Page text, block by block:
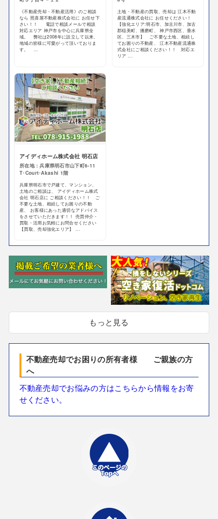
《不動産売却・不動産活用》のご相談
なら 照喜屋不動産株式会社に お任せ下
さい！！ 電話で相談メールで相談
対応エリア 神戸市を中心に兵庫県全
域。 弊社は2008年に設立して以来、
地域の皆様に可愛がって頂いておりま
す。 ...
土地・不動産の買取、売却は 江木不動
産流通株式会社に お任せください！
【強化エリア:明石市、加古川市、加古
郡稲美町、播磨町、 神戸市西区、垂水
区、三木市】 ご不要な土地、相続し
てお困りの不動産、 江木不動産流通株
式会社にご相談ください！！ 対応エ
リア ...
アイディホーム株式会社 明石店
所在地：兵庫県明石市山下町6-11
T･Court･Akashi 1階
兵庫県明石市で戸建て、マンション、
土地のご相談は、 アイディホーム株式
会社 明石店に ご相談ください！！ ご
不要な土地、相続してお困りの不動
産、 お客様にあった適切なアドバイス
をさせていただきます！！ 売買仲介・
買取・活用お気軽にお問合せください
【買取、売却強化エリア】 ...
もっと見る
不動産売却でお困りの所有者様 ご親族の方
へ
不動産売却でお悩みの方はこちらから情報をお寄
せください。